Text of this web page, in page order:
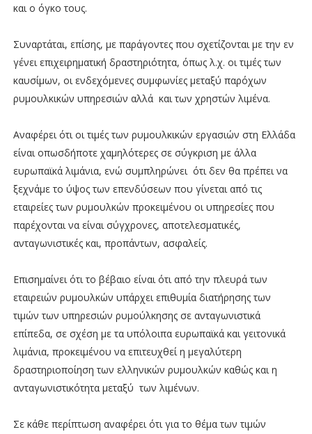
και ο όγκο τους.
Συναρτάται, επίσης, με παράγοντες που σχετίζονται με την εν
γένει επιχειρηματική δραστηριότητα, όπως λ.χ. οι τιμές των
καυσίμων, οι ενδεχόμενες συμφωνίες μεταξύ παρόχων
ρυμουλκικών υπηρεσιών αλλά και των χρηστών λιμένα.
Αναφέρει ότι οι τιμές των ρυμουλκικών εργασιών στη Ελλάδα
είναι οπωσδήποτε χαμηλότερες σε σύγκριση με άλλα
ευρωπαϊκά λιμάνια, ενώ συμπληρώνει ότι δεν θα πρέπει να
ξεχνάμε το ύψος των επενδύσεων που γίνεται από τις
εταιρείες των ρυμουλκών προκειμένου οι υπηρεσίες που
παρέχονται να είναι σύγχρονες, αποτελεσματικές,
ανταγωνιστικές και, προπάντων, ασφαλείς.
Επισημαίνει ότι το βέβαιο είναι ότι από την πλευρά των
εταιρειών ρυμουλκών υπάρχει επιθυμία διατήρησης των
τιμών των υπηρεσιών ρυμούλκησης σε ανταγωνιστικά
επίπεδα, σε σχέση με τα υπόλοιπα ευρωπαϊκά και γειτονικά
λιμάνια, προκειμένου να επιτευχθεί η μεγαλύτερη
δραστηριοποίηση των ελληνικών ρυμουλκών καθώς και η
ανταγωνιστικότητα μεταξύ των λιμένων.
Σε κάθε περίπτωση αναφέρει ότι για το θέμα των τιμών